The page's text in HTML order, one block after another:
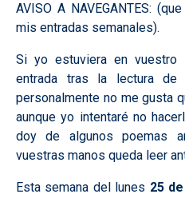
AVISO A NAVEGANTES:
mis entradas semanales).
Si yo estuviera en vuestro
entrada tras la lectura
personalmente no me gusta
aunque yo intentaré no
doy de algunos poemas
vuestras manos queda leer
Esta semana del lunes 25